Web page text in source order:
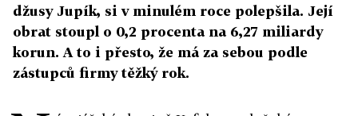
džusy Jupík, si v minulém roce polepšila. Její
obrat stoupl o 0,2 procenta na 6,27 miliardy
korun. A to i přesto, že má za sebou podle
zástupců firmy těžký rok.